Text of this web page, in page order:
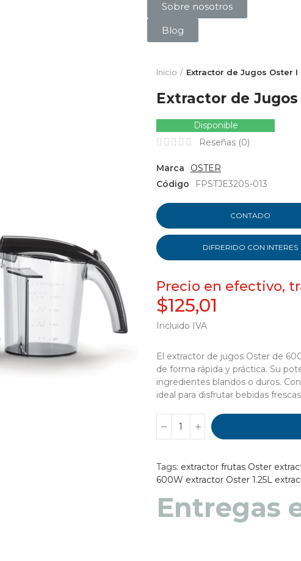
Sobre nosotros
Blog
Inicio Extractor de Jugos Oster I
Extractor de
Disponible
Reseñas (0)
Marca
OSTER
Código
FPSTJE320S-013
CONTADO
DIFRERIDO CON INTERES
Precio en efectivo,
$125,01
Incluido IVA
El extractor de jugos Oster de
de forma rápida y práctica. Su
ingredientes blandos o duros.
ideal para disfrutar bebidas
Tags: extractor frutas Oster
600W extractor Oster 1.25L
Entregas